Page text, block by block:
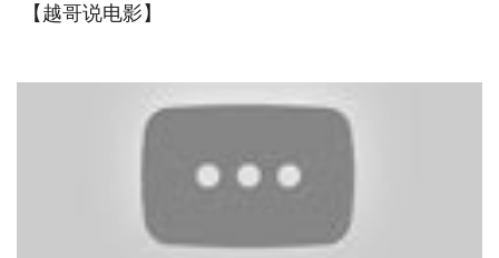
【越哥说电影】